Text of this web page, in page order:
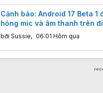
Cảnh báo: Android 17 Beta 1
hỏng mic và âm thanh trên
Pixel
bởi Sussie, 06:01 Hôm qua